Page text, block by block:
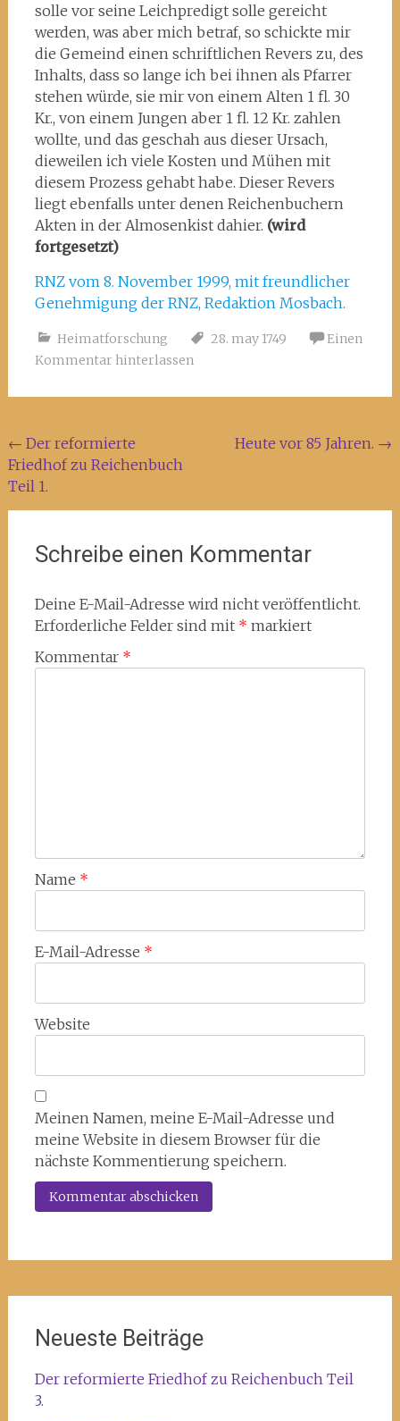
solle vor seine Leichpredigt solle gereicht
werden, was aber mich betraf, so schickte mir
die Gemeind einen schriftlichen Revers zu, des
Inhalts, dass so lange ich bei ihnen als Pfarrer
stehen würde, sie mir von einem Alten 1 fl. 30
Kr., von einem Jungen aber 1 fl. 12 Kr. zahlen
wollte, und das geschah aus dieser Ursach,
dieweilen ich viele Kosten und Mühen mit
diesem Prozess gehabt habe. Dieser Revers
liegt ebenfalls unter denen Reichenbuchern
Akten in der Almosenkist dahier. (wird
fortgesetzt)
RNZ vom 8. November 1999, mit freundlicher
Genehmigung der RNZ, Redaktion Mosbach.
Heimatforschung 28. may 1749
Einen
Kommentar hinterlassen
Beitragsnavigation
← Der reformierte
Friedhof zu Reichenbuch
Teil 1.
Heute vor 85 Jahren. →
Schreibe einen Kommentar
Deine E-Mail-Adresse wird nicht veröffentlicht.
Erforderliche Felder sind mit * markiert
Kommentar *
Name *
E-Mail-Adresse *
Website
Meinen Namen, meine E-Mail-Adresse und
meine Website in diesem Browser für die
nächste Kommentierung speichern.
Neueste Beiträge
Der reformierte Friedhof zu Reichenbuch Teil
3.